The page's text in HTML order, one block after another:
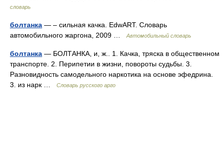
словарь
болтанка — – сильная качка. EdwART. Словарь
автомобильного жаргона, 2009 …Автомобильный словарь
болтанка — БОЛТАНКА, и, ж.. 1. Качка, тряска в общественном
транспорте. 2. Перипетии в жизни, повороты судьбы. 3.
Разновидность самодельного наркотика на основе эфедрина.
3. из нарк …
Словарь русского арго